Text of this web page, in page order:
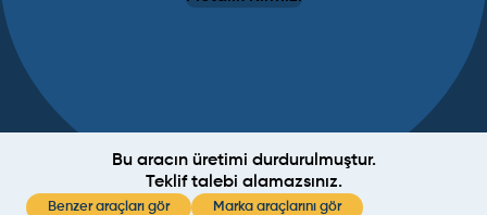
Bu aracın üretimi durdurulmuştur.
Teklif talebi alamazsınız.
Benzer araçları gör Marka araçlarını gör